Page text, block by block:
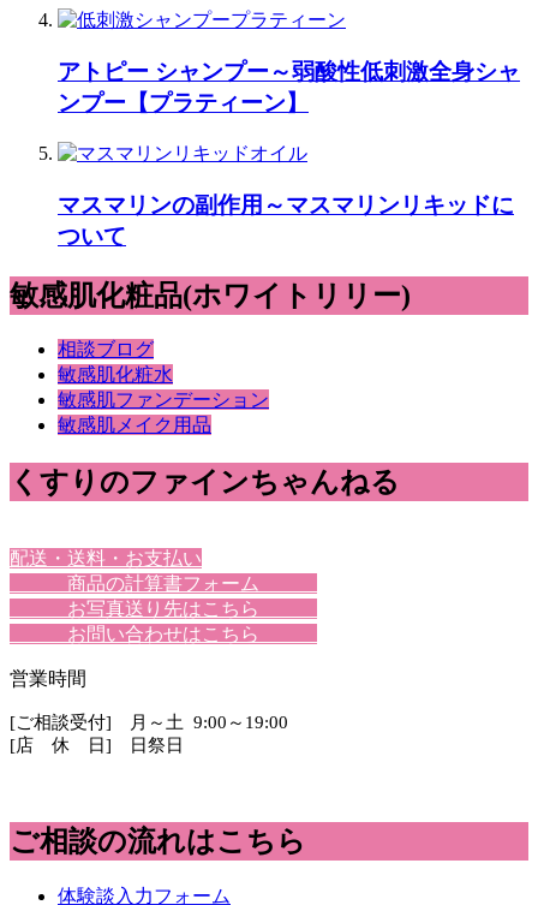
アトピー シャンプー～弱酸性低刺激全身シャ
ンプー【プラティーン】
マスマリンの副作用～マスマリンリキッドに
ついて
敏感肌化粧品(ホワイトリリー)
相談ブログ
敏感肌化粧水
敏感肌ファンデーション
敏感肌メイク用品
くすりのファインちゃんねる
配送・送料・お支払い
商品の計算書フォーム
お写真送り先はこちら
お問い合わせはこちら
営業時間
[ご相談受付] 月～土 9:00～19:00
[店 休 日] 日祭日
ご相談の流れはこちら
体験談入力フォーム